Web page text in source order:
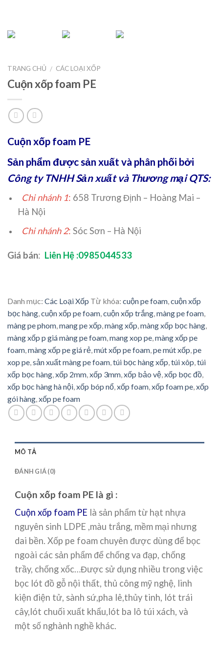
TRANG CHỦ / CÁC LOẠI XỐP
Cuộn xốp foam PE
Cuộn xốp foam PE
Sản phẩm được sản xuất và phân phối bởi
Công ty TNHH Sản xuất và Thương mại QTS:
Chi nhánh 1: 658 Trương Định – Hoàng Mai –
Hà Nội
Chi nhánh 2: Sóc Sơn – Hà Nội
Giá bán: Liên Hệ :0985044533
Danh mục: Các Loại Xốp Từ khóa: cuộn pe foam,cuộn xốp
bọc hàng,cuộn xốp pe foam,cuộn xốp trắng,màng pe foam,
màng pe phom,mang pe xốp,màng xốp,màng xốp bọc hàng,
màng xốp p giá màng pe foam,mang xop pe,màng xốp pe
foam,màng xốp pe giá rẻ,mút xốp pe foam,pe mút xốp,pe
xop pe,sản xuất màng pe foam,túi bọc hàng xốp,túi xôp,túi
xốp bọc hàng,xốp 2mm,xốp 3mm,xốp bảo vệ,xốp bọc đồ,
xốp bọc hàng hà nội,xốp bóp nổ,xốp foam,xốp foam pe,xốp
gói hàng,xốp pe foam
MÔ TẢ
ĐÁNH GIÁ (0)
Cuộn xốp foam PE là gì :
Cuộn xốp foam PE là sản phẩm từ hạt nhựa
nguyên sinh LDPE ,màu trắng, mềm mại nhưng
dai bền. Xốp pe foam chuyên được dùng để bọc
ngoài các sản phẩm để chống va đạp, chống
trầy, chống xốc…Được sử dụng nhiều trong việc
bọc lót đồ gỗ nội thất, thủ công mỹ nghệ, linh
kiện điện tử, sành sứ,pha lê,thủy tinh, lót trái
cây,lót chuối xuất khẩu,lót ba lô túi xách, và
một số nghành nghề khác.